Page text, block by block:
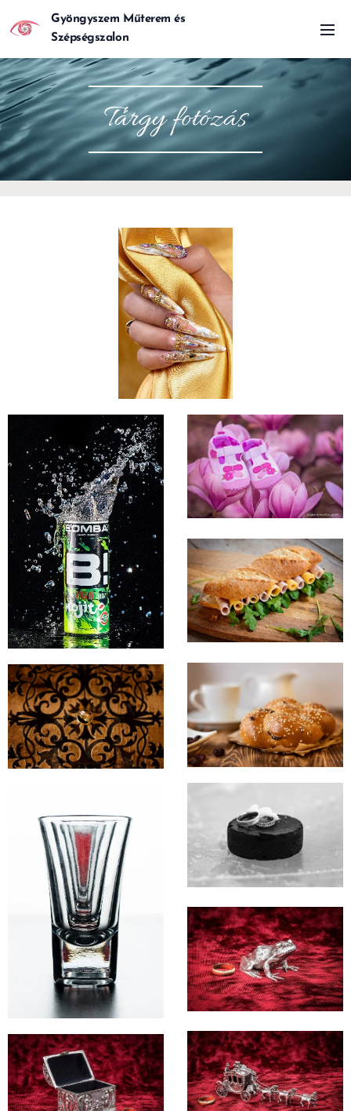
Gyöngyszem Műterem és
Szépségszalon
Tárgy fotózás